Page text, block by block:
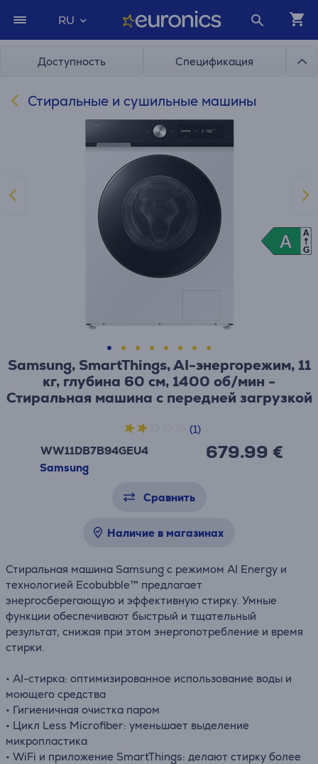
RU
Доступность Спецификация
Стиральные и сушильные машины
Samsung, SmartThings, AI-энергорежим, 11
кг, глубина 60 см, 1400 об/мин -
Стиральная машина с передней загрузкой
WW11DB7B94GEU4
Samsung
679.99 €
(1)
Сравнить
Наличие в магазинах
Стиральная машина Samsung с режимом AI Energy и
технологией Ecobubble™ предлагает
энергосберегающую и эффективную стирку. Умные
функции обеспечивают быстрый и тщательный
результат, снижая при этом энергопотребление и время
стирки.
• AI-стирка: оптимизированное использование воды и
моющего средства
• Гигиеничная очистка паром
• Цикл Less Microfiber: уменьшает выделение
микропластика
• WiFi и приложение SmartThings: делают стирку более
A
A
A
G